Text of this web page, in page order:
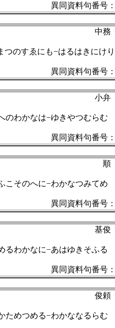
異同資料句番号
中務
のすゑにも−はるはきにけり
異同資料句番号：
小弁
のわかなは−ゆきやつむらむ
異同資料句番号
順
こそのへに−わかなつみてめ
異同資料句番号
基俊
るわかなに−あはゆきそふる
異同資料句番号
俊頼
ためつめる−わかななるらむ